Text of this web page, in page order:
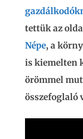
tettük az
Népe, a
is kiemelten
örömmel
összefoglaló